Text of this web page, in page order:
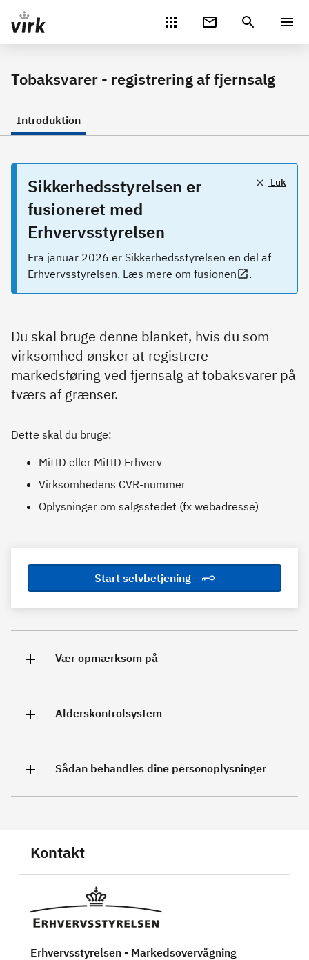
Gå direkte til indhold
Tobaksvarer - registrering af fjernsalg
Introduktion
Sikkerhedsstyrelsen er
fusioneret med
Erhvervsstyrelsen
Fra januar 2026 er Sikkerhedsstyrelsen en del af
Erhvervsstyrelsen. Læs mere om fusionen .
Luk
Du skal bruge denne blanket, hvis du som
virksomhed ønsker at registrere
markedsføring ved fjernsalg af tobaksvarer på
tværs af grænser.
Dette skal du bruge:
MitID eller MitID Erhverv
Virksomhedens CVR-nummer
Oplysninger om salgsstedet (fx webadresse)
Start selvbetjening
Vær opmærksom på
Alderskontrolsystem
Sådan behandles dine personoplysninger
Kontakt
Erhvervsstyrelsen - Markedsovervågning